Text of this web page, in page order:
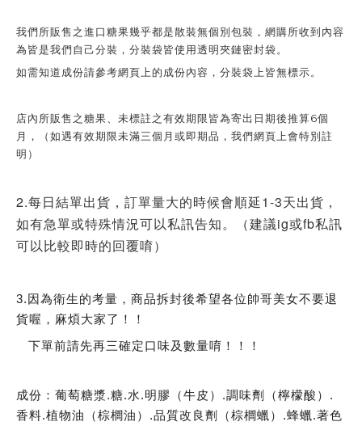
我們所販售之進口糖果幾乎都是散裝無個別包裝，網購所收到內容
為皆是我們自己分裝，分裝袋皆使用透明夾鏈密封袋。
如需知道成份請參考網頁上的成份內容，分裝袋上皆無標示。
店內所販售之糖果、未標註之有效期限皆為寄出日期後推算6個
月，（如遇有效期限未滿三個月或即期品，我們網頁上會特別註
明）
2.每日結單出貨，訂單量大的時候會順延1-3天出貨，
如有急單或特殊情況可以私訊告知。（建議ig或fb私訊
可以比較即時的回覆唷）
3.因為衛生的考量，商品拆封後希望各位帥哥美女不要退
貨喔，麻煩大家了！！
下單前請先再三確定口味及數量唷！！！
成份：葡萄糖漿.糖.水.明膠（牛皮）.調味劑（檸檬酸）.
香料.植物油（棕櫚油）.品質改良劑（棕櫚蠟）.蜂蠟.著色